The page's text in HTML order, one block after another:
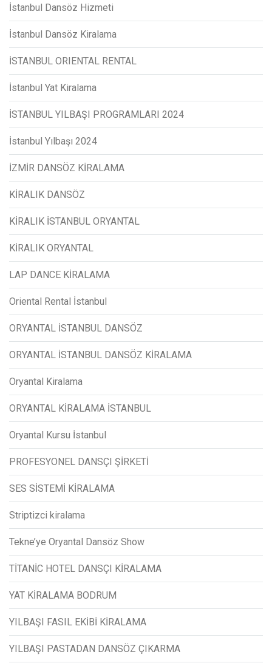
İstanbul Dansöz Hizmeti
İstanbul Dansöz Kiralama
İSTANBUL ORIENTAL RENTAL
İstanbul Yat Kiralama
İSTANBUL YILBAŞI PROGRAMLARI 2024
İstanbul Yılbaşı 2024
İZMİR DANSÖZ KİRALAMA
KİRALIK DANSÖZ
KİRALIK İSTANBUL ORYANTAL
KİRALIK ORYANTAL
LAP DANCE KİRALAMA
Oriental Rental İstanbul
ORYANTAL İSTANBUL DANSÖZ
ORYANTAL İSTANBUL DANSÖZ KİRALAMA
Oryantal Kiralama
ORYANTAL KİRALAMA İSTANBUL
Oryantal Kursu İstanbul
PROFESYONEL DANSÇI ŞİRKETİ
SES SİSTEMİ KİRALAMA
Striptizci kiralama
Tekne’ye Oryantal Dansöz Show
TİTANİC HOTEL DANSÇI KİRALAMA
YAT KİRALAMA BODRUM
YILBAŞI FASIL EKİBİ KİRALAMA
YILBAŞI PASTADAN DANSÖZ ÇIKARMA